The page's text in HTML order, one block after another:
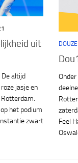
uit
De altijd
jasje en
het podium
zwart
Feel